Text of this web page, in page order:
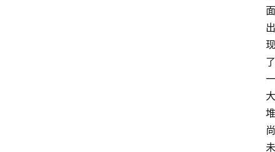
面
出
现
了
一
大
堆
尚
未